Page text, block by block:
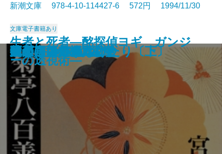
ポラーノの広場
カンガルー・ノート
豪華特急トワイライト殺人事件
ロートレック荘事件
道頓堀川
旧約聖書を知っていますか
銀座のカラス〔上〕
銀座のカラス〔下〕
返事はいらない
手毬
新潮文庫 978-4-10-114427-6 572円 1994/11/30
文庫電子書籍あり
菊亭八百善の人びと
螢川・泥の河
ラビット病
泣き言はいわない
生者と死者―酩探偵ヨギ ガンジ
ーの透視術―
鏡の国のアリス
武士(おとこ)の紋章
凶刃 用心棒日月抄
死ぬことと見つけたり〔上〕
死ぬことと見つけたり〔下〕